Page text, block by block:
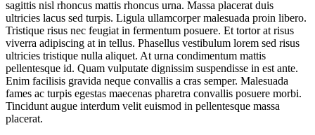
sagittis nisl rhoncus mattis rhoncus urna. Massa placerat duis
ultricies lacus sed turpis. Ligula ullamcorper malesuada proin libero.
Tristique risus nec feugiat in fermentum posuere. Et tortor at risus
viverra adipiscing at in tellus. Phasellus vestibulum lorem sed risus
ultricies tristique nulla aliquet. At urna condimentum mattis
pellentesque id. Quam vulputate dignissim suspendisse in est ante.
Enim facilisis gravida neque convallis a cras semper. Malesuada
fames ac turpis egestas maecenas pharetra convallis posuere morbi.
Tincidunt augue interdum velit euismod in pellentesque massa
placerat.